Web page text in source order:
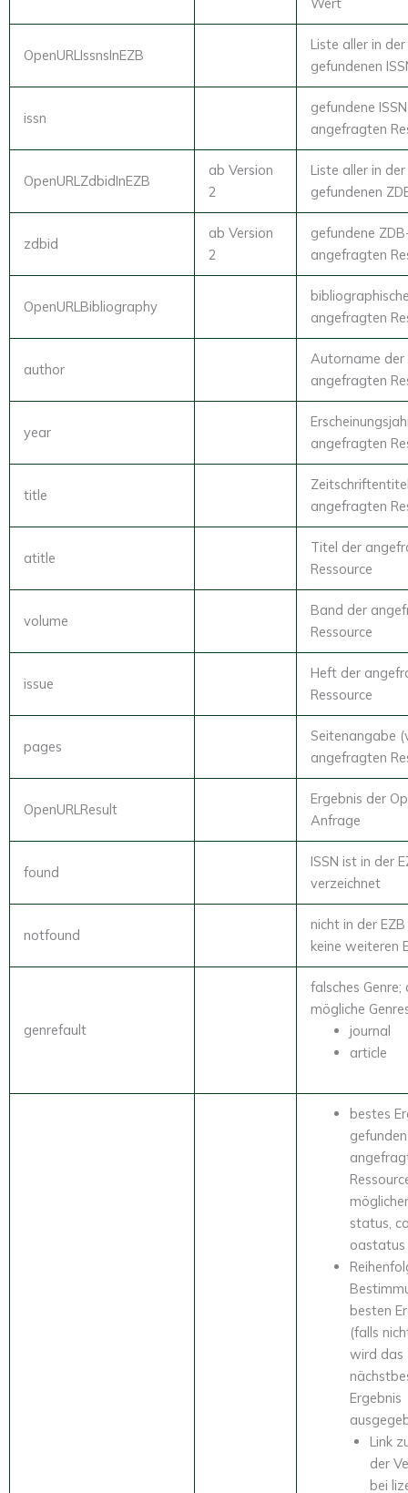
OpenURLIssnsInEZB
Liste aller in der
gefundenen
issn
gefundene
angefragten
OpenURLZdbidInEZB
ab Version
2
Liste aller in der
gefundenen
zdbid
ab Version
2
gefundene
angefragten
OpenURLBibliography
angefragten
author
Autorname der
angefragten
year
angefragten
title
angefragten
atitle
Titel der
Ressource
volume
Band der
Ressource
issue
Heft der
Ressource
pages
Seitenangabe
angefragten
OpenURLResult
Ergebnis der
Anfrage
found
ISSN ist in der
verzeichnet
notfound
nicht in der
keine weiteren
genrefault
falsches Genre;
mögliche
journal
article
bestes
status,
oastatus
besten
(falls
wird das
Ergebnis
Link
der
bei